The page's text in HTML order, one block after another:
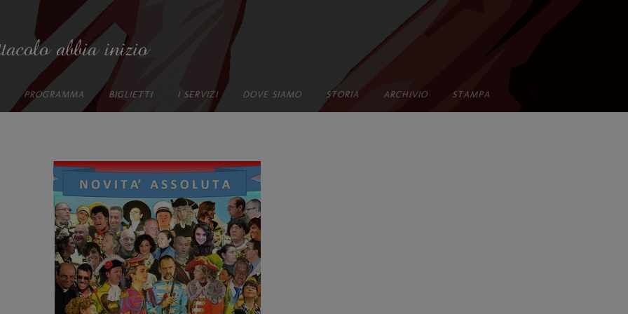
PROGRAMMA BIGLIETTI I SERVIZI DOVE SIAMO STORIA ARCHIVIO STAMPA